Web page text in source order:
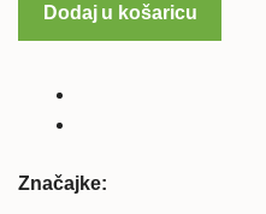
Lite
Dodaj u košaricu
Značajke: